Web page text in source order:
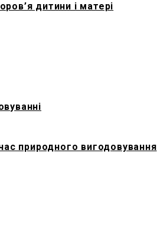
дитини і матері
природного вигодовування